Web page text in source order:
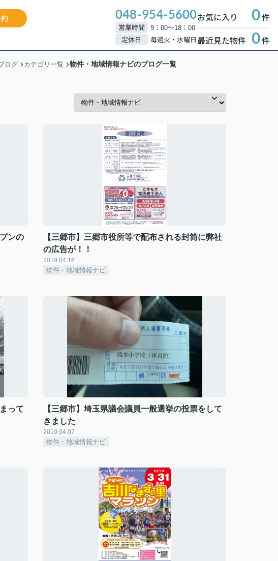
048-954-5600
営業時間
9：00～18：00
定休日
毎週火・水曜日
お気に入り 0件
最近見た物件 0件
ログ カテゴリ一覧 物件・地域情報ナビのブログ一覧
ンの
【三郷市】三郷市役所等で配布される封筒に弊社
の広告が！！
2019.04.16
物件・地域情報ナビ
って
【三郷市】埼玉県議会議員一般選挙の投票をして
きました
2019.04.07
物件・地域情報ナビ